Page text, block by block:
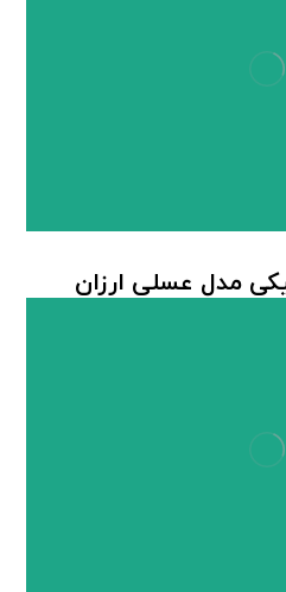
مدل عسلی ارزان